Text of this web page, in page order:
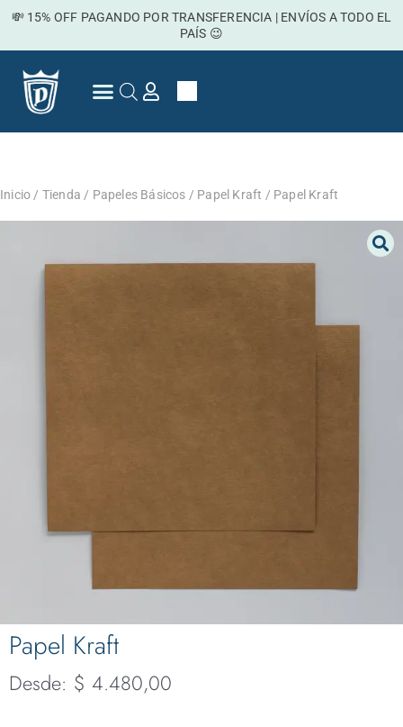
contenido
💸 15% OFF PAGANDO POR TRANSFERENCIA | ENVÍOS A TODO EL
PAÍS 😉
Cart
Inicio / Tienda / Papeles Básicos / Papel Kraft / Papel Kraft
Papel Kraft
Desde: $ 4.480,00